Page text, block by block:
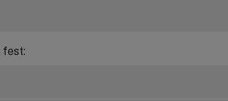
fest: